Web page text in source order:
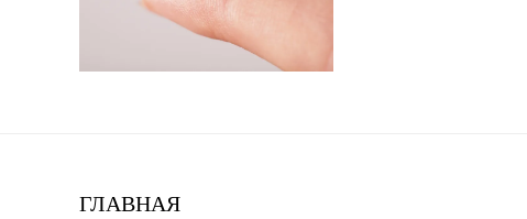
ГЛАВНАЯ